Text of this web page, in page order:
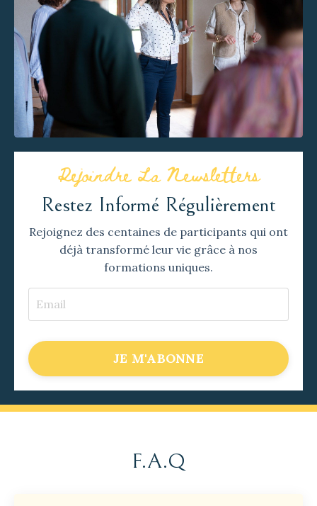
Rejoindre La Newsletters
Restez Informé Régulièrement
Rejoignez des centaines de participants qui ont
déjà transformé leur vie grâce à nos
formations uniques.
JE M'ABONNE
F.A.Q